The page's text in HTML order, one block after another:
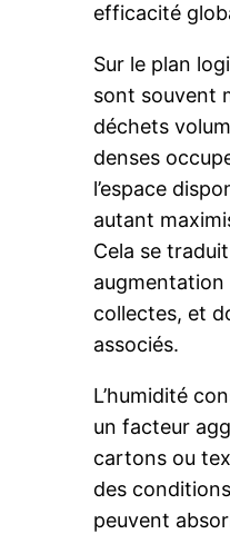
efficacité
Sur le plan
sont souvent
déchets
denses
l’espace
autant
Cela se
collectes, et
associés.
L’humidité
un facteur
cartons ou
des
peuvent